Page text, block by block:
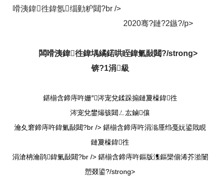
嗗洟鍏徃鍏氬缁勭粐閮?br />
2020骞?鏈?2鏃?/p>
闆嗗洟鍏徃鍏堣繘鍩哄眰鍏氭敮閮?/strong>
锛?1涓級
鍖椾含鍗庤吘姗″涔宠兌鍒跺搧鏈夐檺鍏徃
涔宠兌鐢熶骇閮ㄥ厷鏀儴
瀹夊窘鍗庤吘鍏氭敮閮?br /> 鍖椾含鍗庤吘涓滃厜绉戞妧鍙戝睍
鏈夐檺鍏徃
涓滄柟瀹鹃鍏氭敮閮?br /> 鍖椾含鍗庤吘鏂版潗鏂欒偂浠芥湁闄
愬叕鍙?/strong>